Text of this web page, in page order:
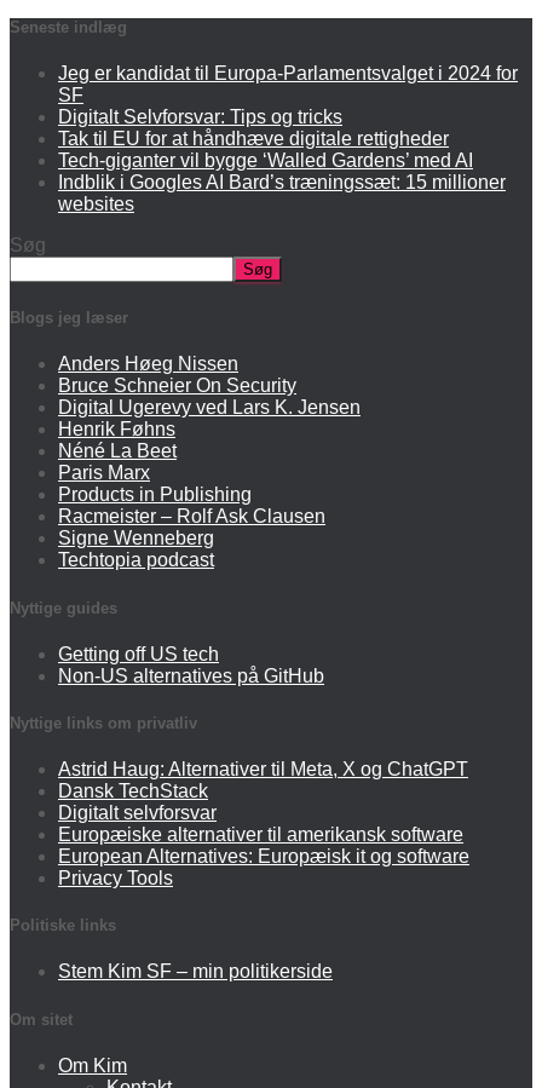
Seneste indlæg
Jeg er kandidat til Europa-Parlamentsvalget i 2024 for
SF
Digitalt Selvforsvar: Tips og tricks
Tak til EU for at håndhæve digitale rettigheder
Tech-giganter vil bygge ‘Walled Gardens’ med AI
Indblik i Googles AI Bard’s træningssæt: 15 millioner
websites
Søg
Søg
Blogs jeg læser
Anders Høeg Nissen
Bruce Schneier On Security
Digital Ugerevy ved Lars K. Jensen
Henrik Føhns
Néné La Beet
Paris Marx
Products in Publishing
Racmeister – Rolf Ask Clausen
Signe Wenneberg
Techtopia podcast
Nyttige guides
Getting off US tech
Non-US alternatives på GitHub
Nyttige links om privatliv
Astrid Haug: Alternativer til Meta, X og ChatGPT
Dansk TechStack
Digitalt selvforsvar
Europæiske alternativer til amerikansk software
European Alternatives: Europæisk it og software
Privacy Tools
Politiske links
Stem Kim SF – min politikerside
Om sitet
Om Kim